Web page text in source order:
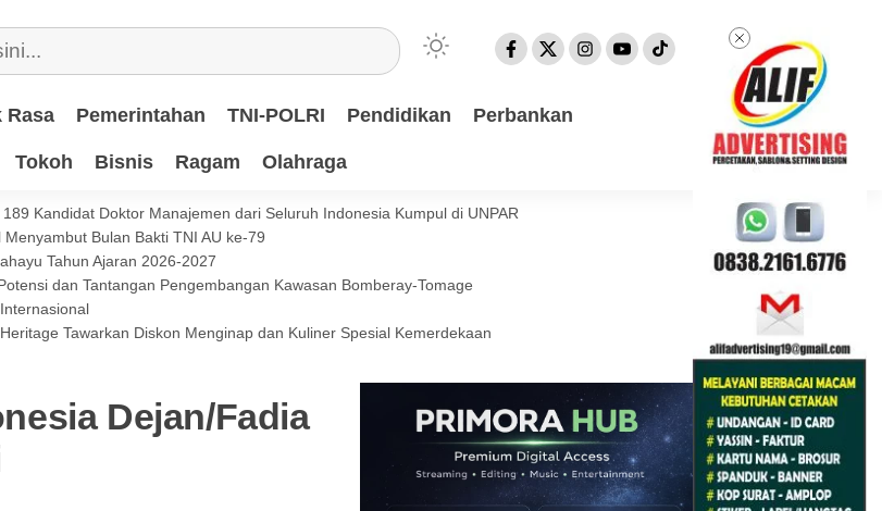
Rasa Pemerintahan TNI-POLRI Pendidikan Perbankan
Tokoh Bisnis Ragam Olahraga
Kandidat Doktor Manajemen dari Seluruh Indonesia Kumpul di UNPAR
Bulan Bakti TNI AU ke-79
Tahun Ajaran 2026-2027
dan Tantangan Pengembangan Kawasan Bomberay-Tomage
Tawarkan Diskon Menginap dan Kuliner Spesial Kemerdekaan
Dejan/Fadia